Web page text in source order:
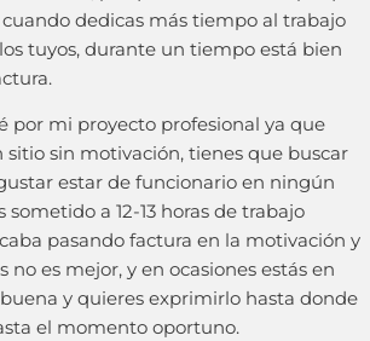
dedicas más tiempo al trabajo
tuyos, durante un tiempo está bien
por mi proyecto profesional ya que
sitio sin motivación, tienes que buscar
estar de funcionario en ningún
sometido a 12-13 horas de trabajo
pasando factura en la motivación y
no es mejor, y en ocasiones estás en
y quieres exprimirlo hasta donde
el momento oportuno.